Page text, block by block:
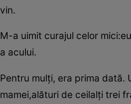
vin.
M-a uimit curajul celor
a acului.
Pentru mulţi, era prima dată.
mamei,alături de ceilalţi trei